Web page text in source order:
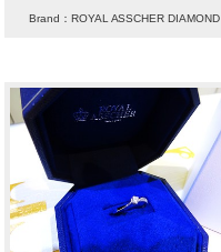
Brand：ROYAL ASSCHER DIAMOND